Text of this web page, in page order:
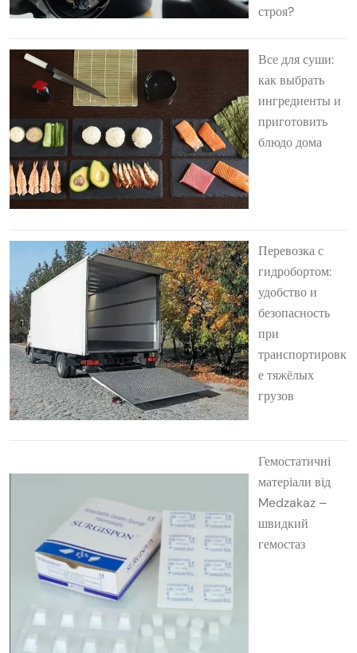
строя?
Все для суши:
как выбрать
ингредиенты и
приготовить
блюдо дома
Перевозка с
гидробортом:
удобство и
безопасность
при
транспортировк
е тяжёлых
грузов
Гемостатичні
матеріали від
Medzakaz –
швидкий
гемостаз